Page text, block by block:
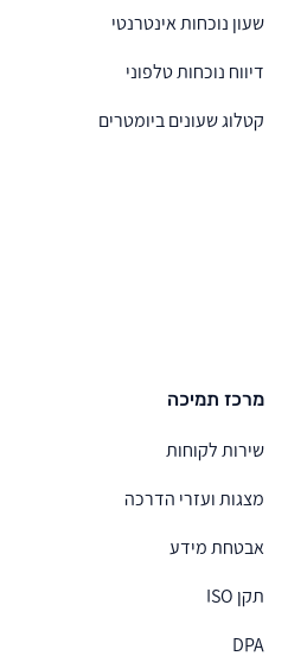
שעון נוכחות אינטרנטי
דיווח נוכחות טלפוני
קטלוג שעונים ביומטרים
מרכז תמיכה
שירות לקוחות
מצגות ועזרי הדרכה
אבטחת מידע
תקן ISO
DPA